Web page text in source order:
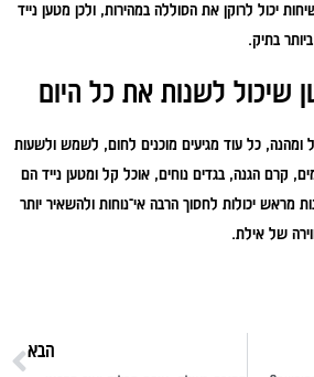
יכול לרוקן את הסוללה במהירות, ולכן מטען נייד
בתיק.
שיכול לשנות את כל היום
ומהנה, כל עוד מגיעים מוכנים לחום, לשמש ולשעות
קרם הגנה, בגדים נוחים, אוכל קל ומטען נייד הם
יכולות לחסוך הרבה אי־נוחות ולהשאיר יותר
של אילת.
הבא